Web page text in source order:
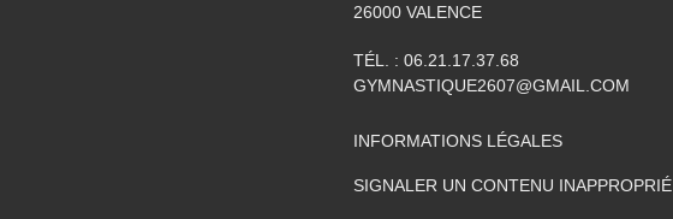
26000 VALENCE
TÉL. : 06.21.17.37.68
GYMNASTIQUE2607@GMAIL.COM
INFORMATIONS LÉGALES
SIGNALER UN CONTENU INAPPROPRIÉ